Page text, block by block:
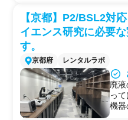
ケース。
・新規プロジェクト立ち
ず、すぐに実験を開始し
活用してPoC検証を進める
【京都】P2/BSL2対
イエンス研究に必要
す。
京都府 レンタルラボ
廃
っ
機